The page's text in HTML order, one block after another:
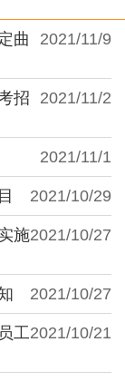
2021/11/9
曲
2021/11/2
招
2021/11/1
2021/10/29
2021/10/27
施
2021/10/27
2021/10/21
工